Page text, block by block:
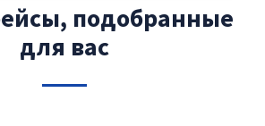
подобранные
для вас